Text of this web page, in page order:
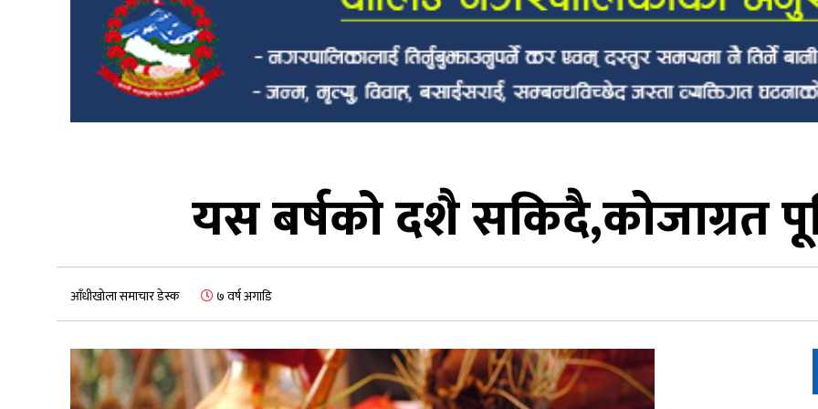
यस बर्षको दशै सकिदै,कोजाग्रत
आँधीखोला समाचार डेस्क ७ वर्ष अगाडि